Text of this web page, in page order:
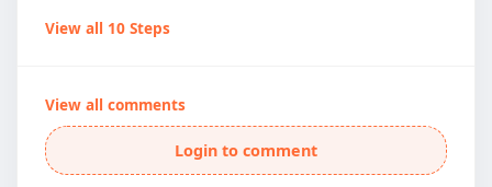
View all 10 Steps
View all comments
Login to comment